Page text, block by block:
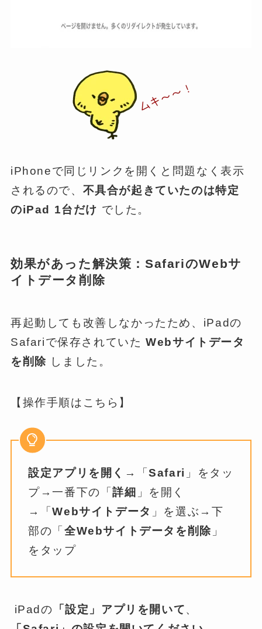
iPhoneで同じリンクを開くと問題なく表示
されるので、 不具合が起きていたのは特定
のiPad 1台だけ でした。
効果があった解決策：SafariのWebサ
イトデータ削除
再起動しても改善しなかったため、iPadの
Safariで保存されていたWebサイトデータ
を削除 しました。
【操作手順はこちら】
設定アプリを開く →「Safari 」をタッ
プ→一番下の「詳細 」を開く
→「Webサイトデータ 」を選ぶ→下
部の「 全Webサイトデータを削除 」
をタップ
iPadの 「設定」アプリを開いて、